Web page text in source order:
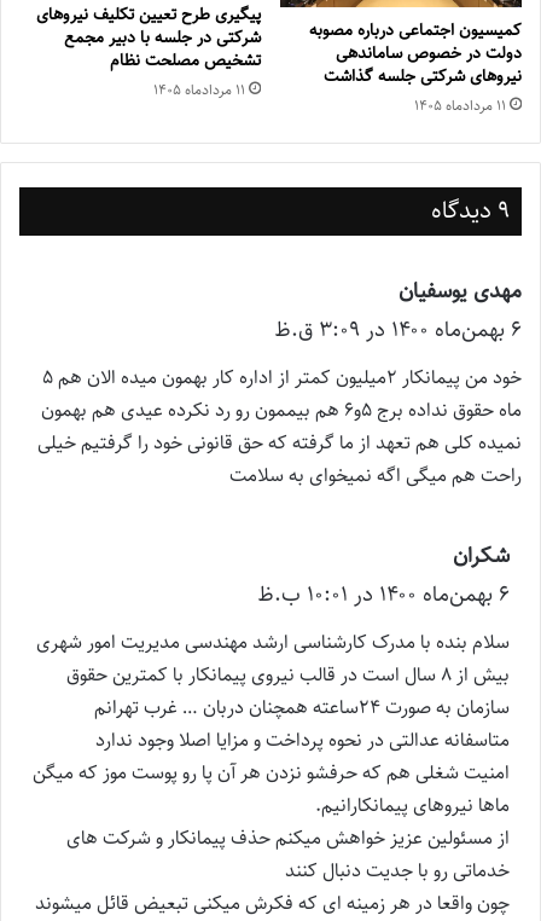
کمیسیون اجتماعی درباره مصوبه
دولت در خصوص ساماندهی
نیروهای شرکتی جلسه گذاشت
۱۱ مرداد‌ماه ۱۴۰۵
پیگیری طرح تعیین تکلیف نیروهای
شرکتی در جلسه با دبیر مجمع
تشخیص مصلحت نظام
۱۱ مرداد‌ماه ۱۴۰۵
9 دیدگاه
مهدی یوسفیان
ف
ت
:
۶ بهمن‌ماه ۱۴۰۰ در ۳:۰۹ ق.ظ
خود من پیمانکار ۲میلیون کمتر از اداره کار بهمون میده الان هم ۵
ماه حقوق نداده برج ۵و۶ هم بیممون رو رد نکرده عیدی هم بهمون
نمیده کلی هم تعهد از ما گرفته که حق قانونی خود را گرفتیم خیلی
راحت هم میگی اگه نمیخوای به سلامت
شکران
ف
ت
:
۶ بهمن‌ماه ۱۴۰۰ در ۱۰:۰۱ ب.ظ
سلام بنده با مدرک کارشناسی ارشد مهندسی مدیریت امور شهری
بیش از ۸ سال است در قالب نیروی پیمانکار با کمترین حقوق
سازمان به صورت ۲۴ساعته همچنان دربان … غرب تهرانم
متاسفانه عدالتی در نحوه پرداخت و مزایا اصلا وجود ندارد
امنیت شغلی هم که حرفشو نزدن هر آن پا رو پوست موز که میگن
ماها نیروهای پیمانکارانیم.
از مسئولین عزیز خواهش میکنم حذف پیمانکار و شرکت های
خدماتی رو با جدیت دنبال کنند
چون واقعا در هر زمینه ای که فکرش میکنی تبعیض قائل میشوند